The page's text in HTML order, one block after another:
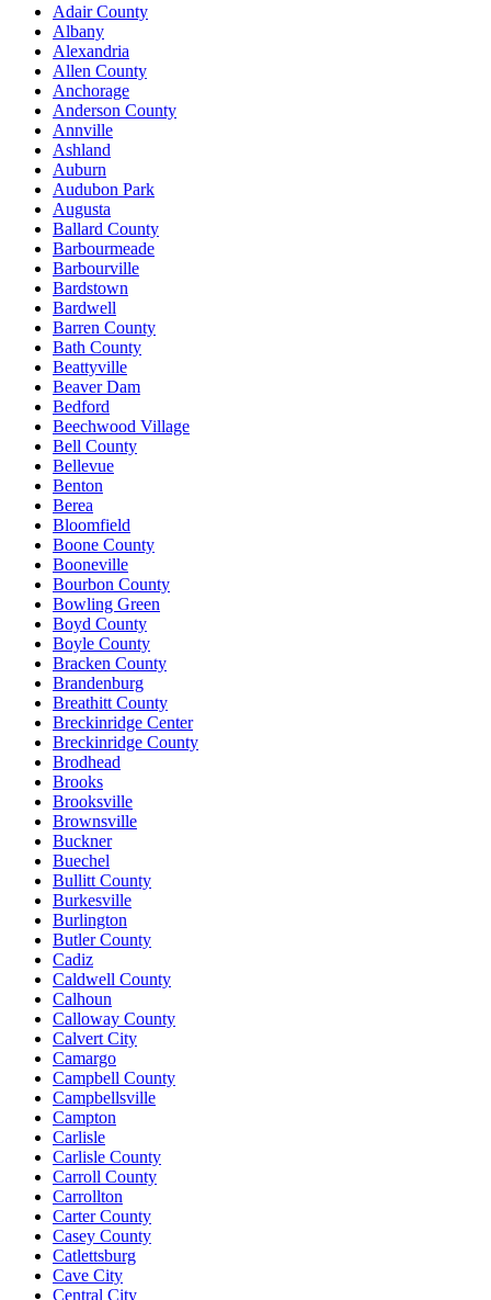
Adair County
Albany
Alexandria
Allen County
Anchorage
Anderson County
Annville
Ashland
Auburn
Audubon Park
Augusta
Ballard County
Barbourmeade
Barbourville
Bardstown
Bardwell
Barren County
Bath County
Beattyville
Beaver Dam
Bedford
Beechwood Village
Bell County
Bellevue
Benton
Berea
Bloomfield
Boone County
Booneville
Bourbon County
Bowling Green
Boyd County
Boyle County
Bracken County
Brandenburg
Breathitt County
Breckinridge Center
Breckinridge County
Brodhead
Brooks
Brooksville
Brownsville
Buckner
Buechel
Bullitt County
Burkesville
Burlington
Butler County
Cadiz
Caldwell County
Calhoun
Calloway County
Calvert City
Camargo
Campbell County
Campbellsville
Campton
Carlisle
Carlisle County
Carroll County
Carrollton
Carter County
Casey County
Catlettsburg
Cave City
Central City